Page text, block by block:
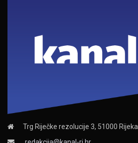
Trg Riječke rezolucije 3, 51000 Rijeka